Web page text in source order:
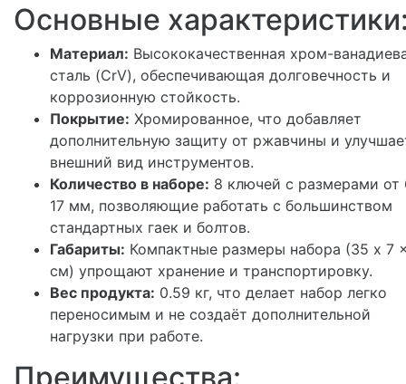
Основные
Материал: Высококачественная хром-
сталь (CrV), обеспечивающая долговечность и
коррозионную стойкость.
Покрытие: Хромированное, что добавляет
дополнительную защиту от ржавчины и
внешний вид инструментов.
Количество в наборе: 8 ключей с размерами от
17 мм, позволяющие работать с большинством
стандартных гаек и болтов.
Габариты: Компактные размеры набора (35 x 7
см) упрощают хранение и транспортировку.
Вес продукта: 0.59 кг, что делает набор легко
переносимым и не создаёт дополнительной
нагрузки при работе.
Преимущества: